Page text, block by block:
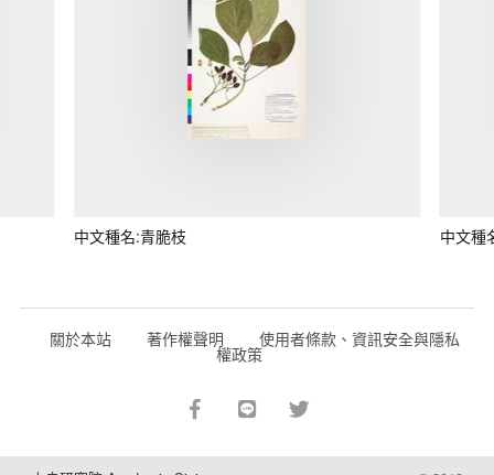
中文種名:青脆枝 中文種
關於本站 著作權聲明 使用者條款、資訊安全與隱私
權政策